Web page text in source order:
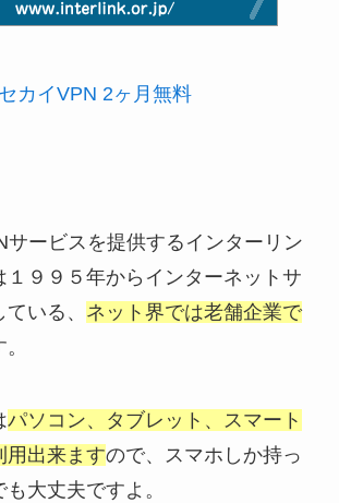
セカイVPN 2ヶ月無料
サービスを提供するインターリン
１９９５年からインターネットサ
いる、 ネット界では老舗企業で
パソコン、タブレット、スマート
用出来ますので、スマホしか持っ
大丈夫ですよ。